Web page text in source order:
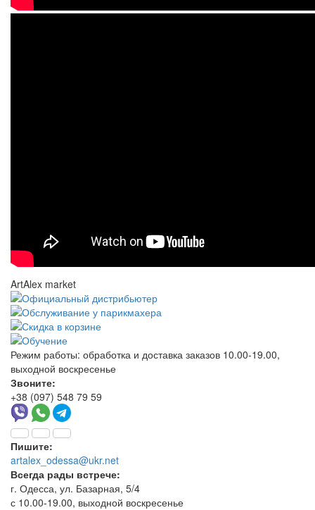
ArtAlex market
Режим работы: обработка и доставка заказов 10.00-19.00,
выходной воскресенье
Звоните:
+38 (097) 548 79 59
Пишите:
artalex_odessa@ukr.net
Всегда рады встрече:
г. Одесса, ул. Базарная, 5/4
с 10.00-19.00, выходной воскресенье